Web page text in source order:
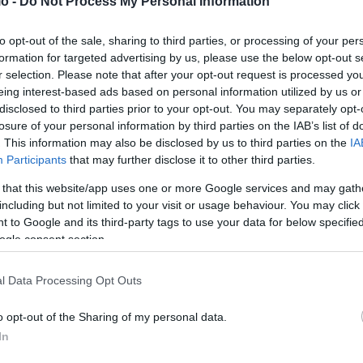
opt-out of the sale, sharing to third parties, or processing of your
for targeted advertising by us, please use the below opt-out
selection. Please note that after your opt-out request is processed
interest-based ads based on personal information utilized by us
to third parties prior to your opt-out. You may separately
of your personal information by third parties on the IAB’s list of
This information may also be disclosed by us to third parties on the
Participants that may further disclose it to other third parties.
that this website/app uses one or more Google services and may
but not limited to your visit or usage behaviour. You may
to Google and its third-party tags to use your data for below
consent section.
Data Processing Opt Outs
opt-out of the Sharing of my personal data.
Λύγισε η Σάκκαρη! Αποκλεισμός για την
Ελληνίδα αθλήτρια
ΑΝΑΡΤΗΘΗΚΕ ΑΠΟ 30 ΙΟΥΛΊΟΥ 2024
Μετά από έναν δραματικό αγώνα έμεινε εκτός συνέχειας
των Ολυμπιακών Αγώνων